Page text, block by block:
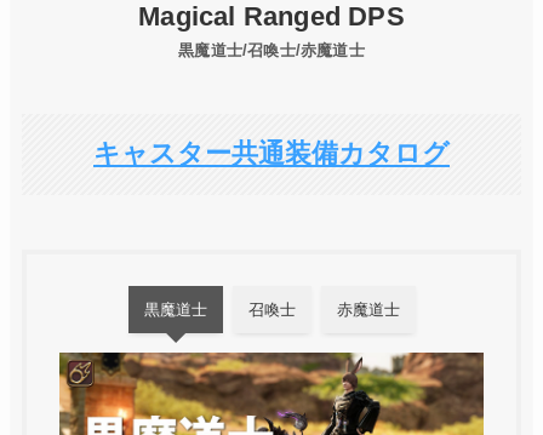
Magical Ranged DPS
黒魔道士/召喚士/赤魔道士
キャスター共通装備カタログ
黒魔道士 召喚士 赤魔道士